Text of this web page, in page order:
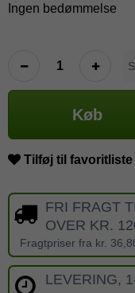
Ingen bedømmelse
Køb
Tilføj til favoritliste
FRI FRAGT
OVER KR.
Fragtpriser fra kr.
LEVERING,